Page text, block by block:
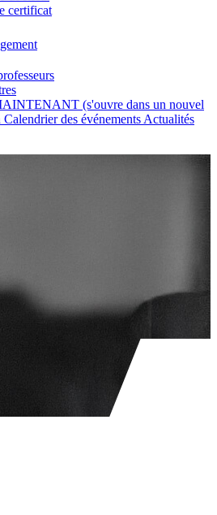
certificat
(s'ouvre dans un nouvel
Calendrier des événements Actualités